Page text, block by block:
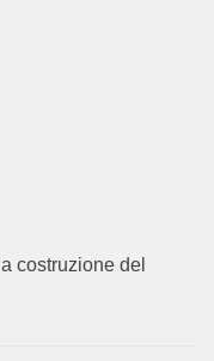
costruzione del